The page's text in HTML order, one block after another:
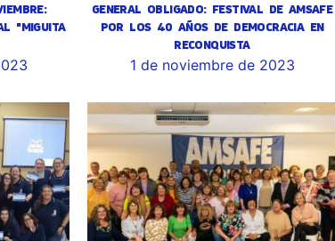
"MIGUITA
GENERAL OBLIGADO: FESTIVAL DE AMSAFE
POR LOS 40 AÑOS DE DEMOCRACIA EN
RECONQUISTA
1 de noviembre de 2023